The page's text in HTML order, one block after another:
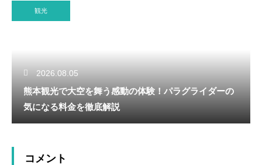
観光
2026.08.05
熊本観光で大空を舞う感動の体験！パラグライダーの
気になる料金を徹底解説
コメント